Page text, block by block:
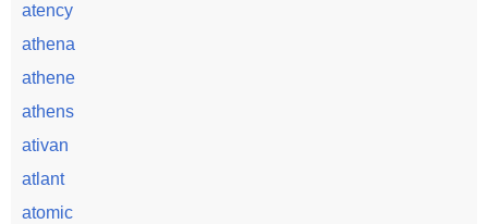
atency
athena
athene
athens
ativan
atlant
atomic